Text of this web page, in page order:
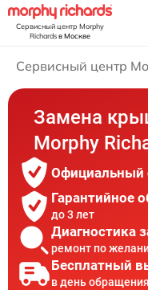
Сервисный центр Morphy
Richardsв Москве
Сервисный центр
Замена
Morphy
Официальный
Гарантийное
до 3 лет
Диагностика
ремонт по
Бесплатный
в день обращения